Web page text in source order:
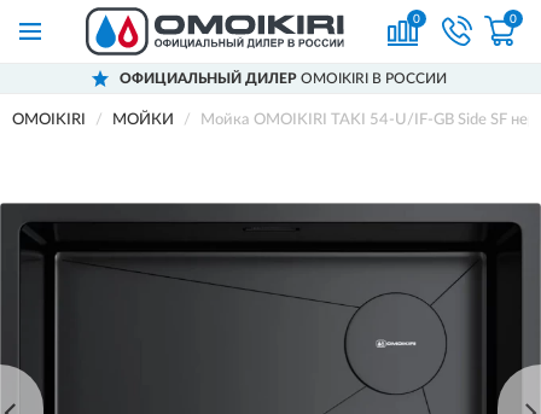
0 0
ОФИЦИАЛЬНЫЙ ДИЛЕРOMOIKIRI В РОССИИ
OMOIKIRI МОЙКИ Мойка OMOIKIRI TAKI 54-U/IF-GB Side SF